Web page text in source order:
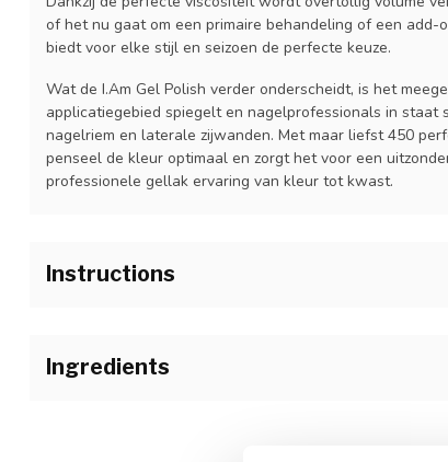
of het nu gaat om een primaire behandeling of een
biedt voor elke stijl en seizoen de perfecte keuze.
Wat de I.Am Gel Polish verder onderscheidt, is het
applicatiegebied spiegelt en nagelprofessionals in
nagelriem en laterale zijwanden. Met maar liefst 450
penseel de kleur optimaal en zorgt het voor een
professionele gellak ervaring van kleur tot kwast.
Instructions
2.Veeg het penseel af aan de hals van het flesje om
Ingredients